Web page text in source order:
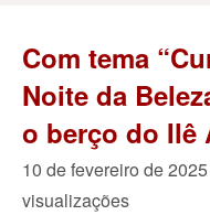
Com tema
Noite da
o berço do Ilê
10 de fevereiro de
visualizações